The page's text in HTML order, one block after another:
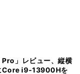
Pro」レビュー、縦横
Core i9-13900Hを